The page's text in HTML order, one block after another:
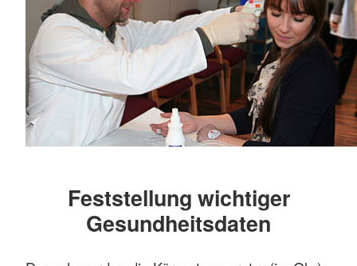
Feststellung wichtiger
Gesundheitsdaten